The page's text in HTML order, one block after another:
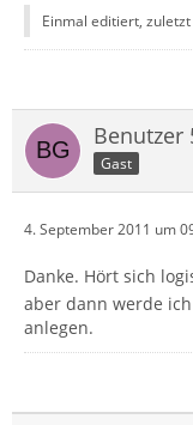
Einmal editiert,
Benutzer
Gast
4. September 2011 um
Danke. Hört sich
aber dann werde
anlegen.